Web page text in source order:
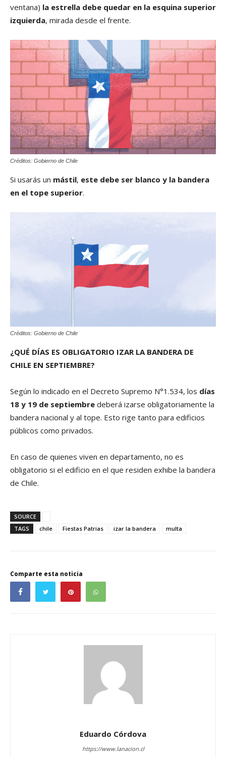
ventana) la estrella debe quedar en la esquina superior
izquierda, mirada desde el frente.
Créditos: Gobierno de Chile
Si usarás un mástil, este debe ser blanco y la bandera
en el tope superior.
Créditos: Gobierno de Chile
¿QUÉ DÍAS ES OBLIGATORIO IZAR LA BANDERA DE
CHILE EN SEPTIEMBRE?
Según lo indicado en el Decreto Supremo N°1.534, los días
18 y 19 de septiembre deberá izarse obligatoriamente la
bandera nacional y al tope. Esto rige tanto para edificios
públicos como privados.
En caso de quienes viven en departamento, no es
obligatorio si el edificio en el que residen exhibe la bandera
de Chile.
SOURCE
TAGS
chile Fiestas Patrias izar la bandera multa
Comparte esta noticia
Eduardo Córdova
https://www.lanacion.cl